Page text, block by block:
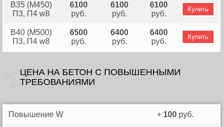
В35 (М450)
П3, П4 w8
6100
руб.
6100
руб.
6100
руб.
Купить
В40 (М500)
П3, П4 w8
6500
руб.
6400
руб.
6400
руб.
Купить
ЦЕНА НА БЕТОН C ПОВЫШЕННЫМИ
ТРЕБОВАНИЯМИ
Повышение W + 100 руб.